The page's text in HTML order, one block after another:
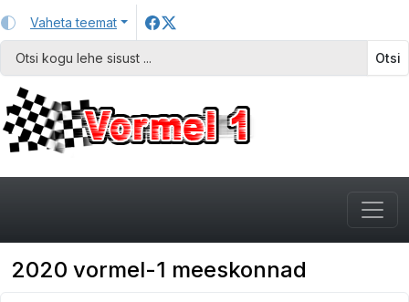
Vaheta teemat
Otsi
2020 vormel-1 meeskonnad